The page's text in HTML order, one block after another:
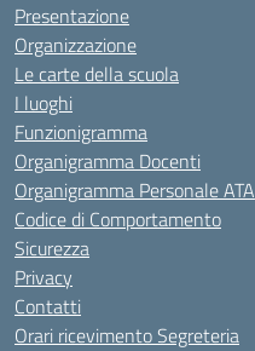
Presentazione
Organizzazione
Le carte della scuola
I luoghi
Funzionigramma
Organigramma Docenti
Organigramma Personale ATA
Codice di Comportamento
Sicurezza
Privacy
Contatti
Orari ricevimento Segreteria